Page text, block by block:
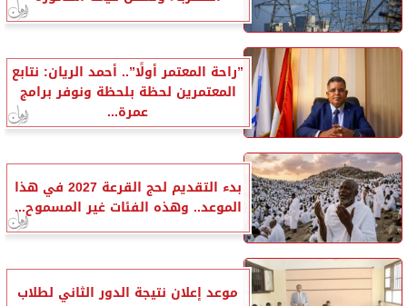
”راحة المعتمر أولًا”.. أحمد الريان: نتابع
المعتمرين لحظة بلحظة ونوفر برامج
عمرة...
بدء التقديم لحج القرعة 2027 في هذا
الموعد.. وهذه الفئات غير المسموح...
موعد إعلان نتيجة الدور الثاني لطلاب